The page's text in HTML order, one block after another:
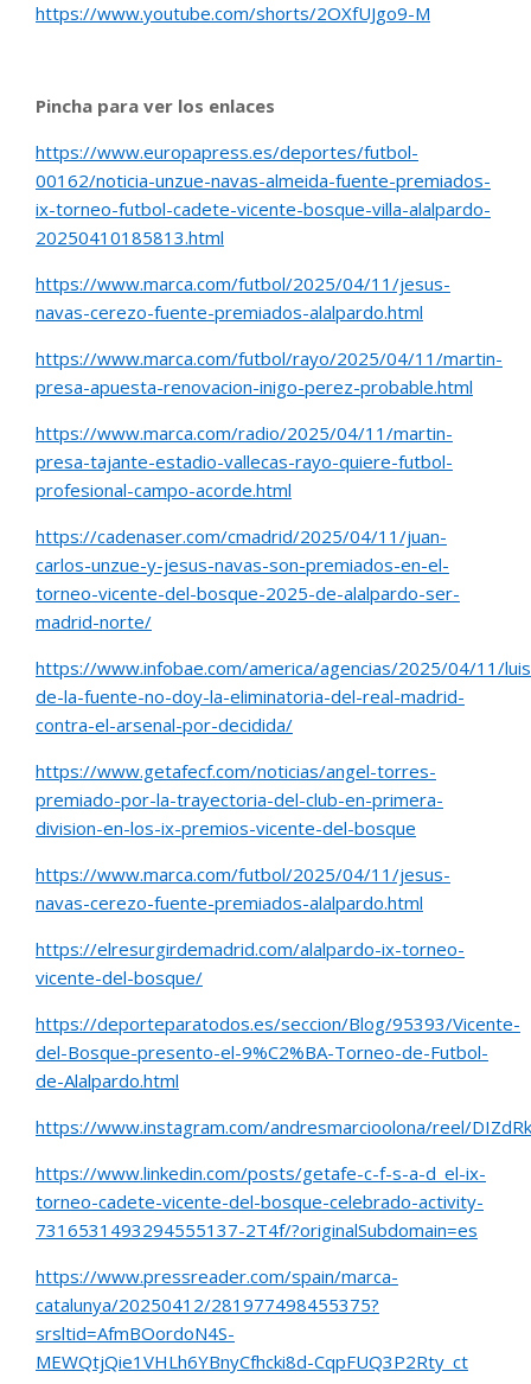
https://www.youtube.com/shorts/2OXfUJgo9-M
Pincha para ver los enlaces
https://www.europapress.es/deportes/futbol-
00162/noticia-unzue-navas-almeida-fuente-premiados-
ix-torneo-futbol-cadete-vicente-bosque-villa-alalpardo-
20250410185813.html
https://www.marca.com/futbol/2025/04/11/jesus-
navas-cerezo-fuente-premiados-alalpardo.html
https://www.marca.com/futbol/rayo/2025/04/11/martin-
presa-apuesta-renovacion-inigo-perez-probable.html
https://www.marca.com/radio/2025/04/11/martin-
presa-tajante-estadio-vallecas-rayo-quiere-futbol-
profesional-campo-acorde.html
https://cadenaser.com/cmadrid/2025/04/11/juan-
carlos-unzue-y-jesus-navas-son-premiados-en-el-
torneo-vicente-del-bosque-2025-de-alalpardo-ser-
madrid-norte/
https://www.infobae.com/america/agencias/2025/04/11/
de-la-fuente-no-doy-la-eliminatoria-del-real-madrid-
contra-el-arsenal-por-decidida/
https://www.getafecf.com/noticias/angel-torres-
premiado-por-la-trayectoria-del-club-en-primera-
division-en-los-ix-premios-vicente-del-bosque
https://www.marca.com/futbol/2025/04/11/jesus-
navas-cerezo-fuente-premiados-alalpardo.html
https://elresurgirdemadrid.com/alalpardo-ix-torneo-
vicente-del-bosque/
https://deporteparatodos.es/seccion/Blog/95393/Vicente-
del-Bosque-presento-el-9%C2%BA-Torneo-de-Futbol-
de-Alalpardo.html
https://www.instagram.com/andresmarcioolona/reel/
https://www.linkedin.com/posts/getafe-c-f-s-a-d_el-ix-
torneo-cadete-vicente-del-bosque-celebrado-activity-
7316531493294555137-2T4f/?originalSubdomain=es
https://www.pressreader.com/spain/marca-
catalunya/20250412/281977498455375?
srsltid=AfmBOordoN4S-
MEWQtjQie1VHLh6YBnyCfhcki8d-CqpFUQ3P2Rty_ct